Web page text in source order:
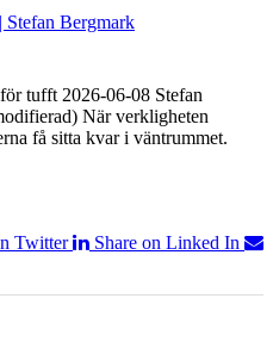
Bergmark
tufft 2026-06-08 Stefan
När verkligheten
få sitta kvar i väntrummet.
Twitter
Share on Linked In